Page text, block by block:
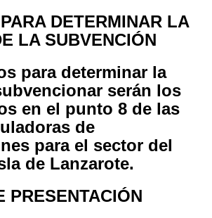
DETERMINAR LA
LA SUBVENCIÓN
para determinar la
serán los
en el punto 8 de las
de
para el sector del
de Lanzarote.
PRESENTACIÓN